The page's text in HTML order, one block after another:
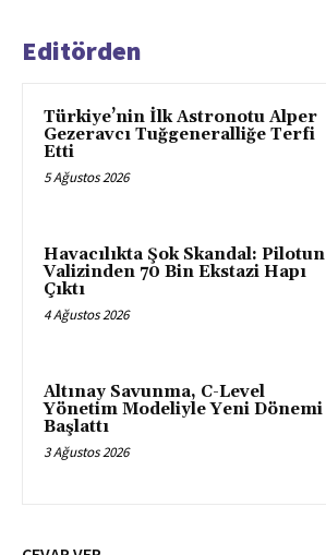
Editörden
Türkiye’nin İlk Astronotu Alper
Gezeravcı Tuğgeneralliğe Terfi
Etti
5 Ağustos 2026
Havacılıkta Şok Skandal: Pilotun
Valizinden 70 Bin Ekstazi Hapı
Çıktı
4 Ağustos 2026
Altınay Savunma, C-Level
Yönetim Modeliyle Yeni Dönemi
Başlattı
3 Ağustos 2026